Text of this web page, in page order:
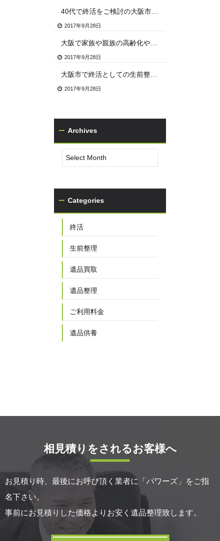
2017年9月28日
2017年9月28日
2017年9月28日
Archives
Categories
終活
生前整理
遺品買取
遺品整理
ご利用料金
遺品供養
相見積りをされるお客様へ
お見積り時、最後にお呼び頂く業者に「パワーズ」をご指
名下さい。
事前にお見積りした価格よりお安く遺品整理致します。